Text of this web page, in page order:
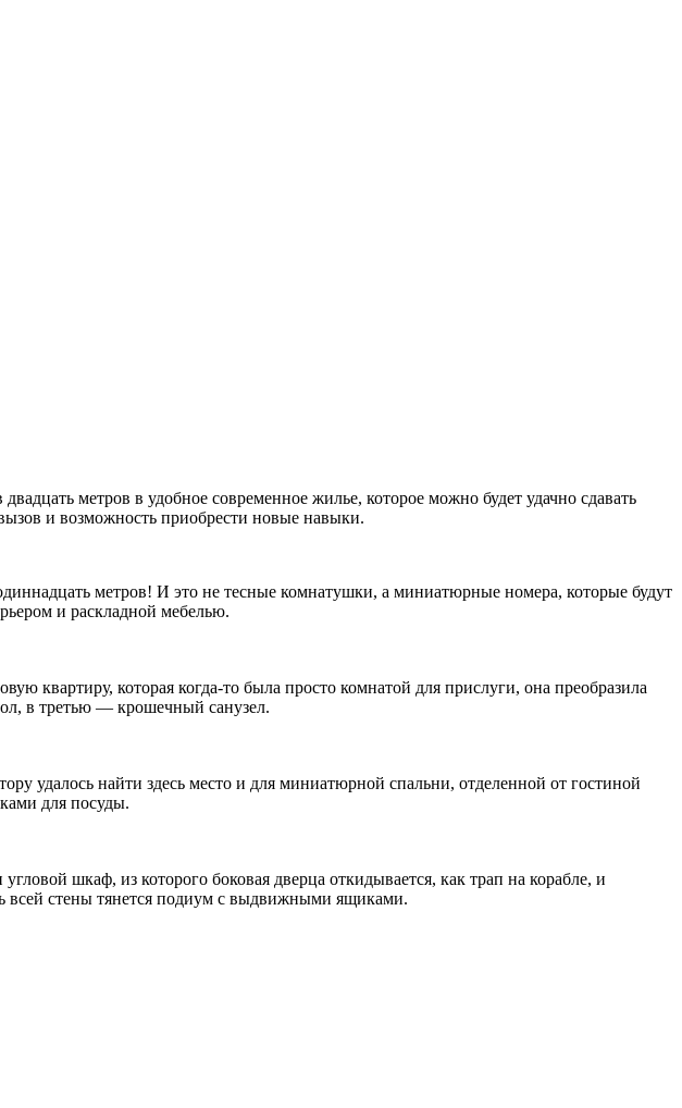
метров в удобное современное жилье, которое можно будет удачно сдавать
и возможность приобрести новые навыки.
метров! И это не тесные комнатушки, а миниатюрные номера, которые будут
и раскладной мебелью.
квартиру, которая когда-то была просто комнатой для прислуги, она преобразила
в третью — крошечный санузел.
удалось найти здесь место и для миниатюрной спальни, отделенной от гостиной
для посуды.
шкаф, из которого боковая дверца откидывается, как трап на корабле, и
всей стены тянется подиум с выдвижными ящиками.